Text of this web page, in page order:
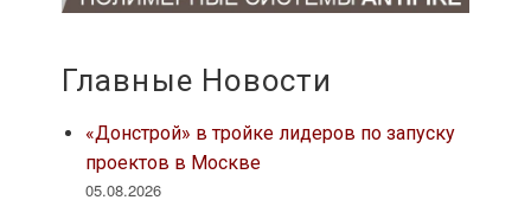
Главные Новости
«Донстрой» в тройке лидеров по запуску
проектов в Москве
05.08.2026